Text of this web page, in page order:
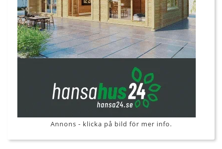
Annons - klicka på bild för mer info.